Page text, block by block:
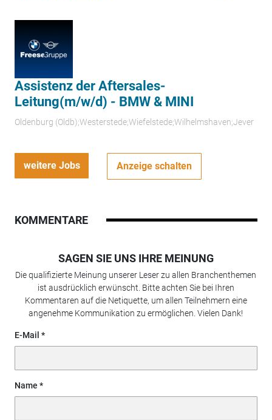
Assistenz der Aftersales-
Leitung(m/w/d) - BMW & MINI
Oldenburg (Oldb);Westerstede;Wiefelstede;Wilhelmshaven;Jever
weitere Jobs Anzeige schalten
KOMMENTARE
SAGEN SIE UNS IHRE MEINUNG
Die qualifizierte Meinung unserer Leser zu allen Branchenthemen
ist ausdrücklich erwünscht. Bitte achten Sie bei Ihren
Kommentaren auf die Netiquette, um allen Teilnehmern eine
angenehme Kommunikation zu ermöglichen. Vielen Dank!
E-Mail
Name